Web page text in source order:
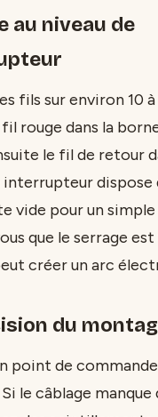
au niveau de
fils sur environ 10 à
rouge dans la
le fil de retour
dispose
vide pour un simple
que le serrage
créer un arc
du
point de
le câblage